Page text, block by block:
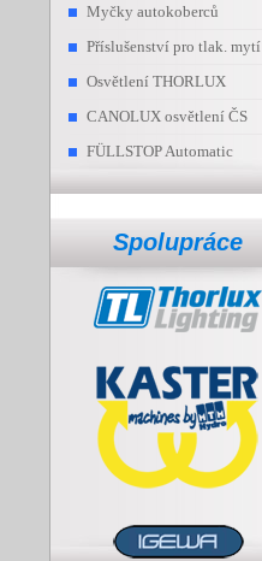
Myčky autokoberců
Příslušenství pro tlak. mytí
Osvětlení THORLUX
CANOLUX osvětlení ČS
FÜLLSTOP Automatic
Spolupráce